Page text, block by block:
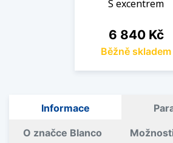
S excentrem
Cena
6 840 Kč
Běžně skladem
Informace
O značce Blanco